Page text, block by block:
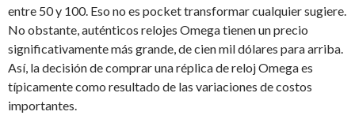
entre 50 y 100. Eso no es pocket transformar cualquier sugiere.
No obstante, auténticos relojes Omega tienen un precio
significativamente más grande, de cien mil dólares para arriba.
Así, la decisión de comprar una réplica de reloj Omega es
típicamente como resultado de las variaciones de costos
importantes.